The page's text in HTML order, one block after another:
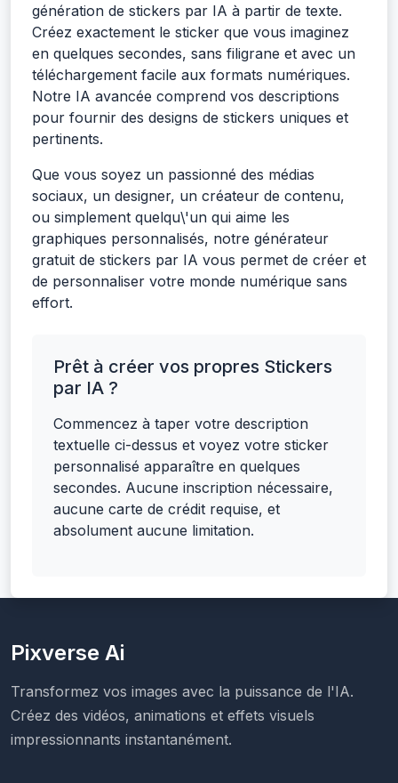
génération de stickers par IA à partir de texte.
Créez exactement le sticker que vous imaginez
en quelques secondes, sans filigrane et avec un
téléchargement facile aux formats numériques.
Notre IA avancée comprend vos descriptions
pour fournir des designs de stickers uniques et
pertinents.
Que vous soyez un passionné des médias
sociaux, un designer, un créateur de contenu,
ou simplement quelqu\'un qui aime les
graphiques personnalisés, notre générateur
gratuit de stickers par IA vous permet de créer et
de personnaliser votre monde numérique sans
effort.
Prêt à créer vos propres Stickers
par IA ?
Commencez à taper votre description
textuelle ci-dessus et voyez votre sticker
personnalisé apparaître en quelques
secondes. Aucune inscription nécessaire,
aucune carte de crédit requise, et
absolument aucune limitation.
Pixverse Ai
Transformez vos images avec la puissance de l'IA.
Créez des vidéos, animations et effets visuels
impressionnants instantanément.